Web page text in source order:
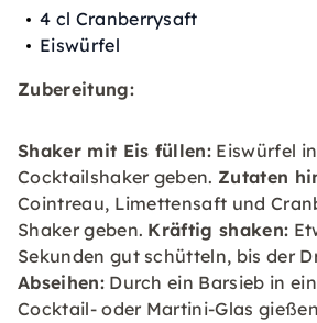
4 cl Cranberrysaft
Eiswürfel
Zubereitung:
Shaker mit Eis füllen: Eiswürfel
Cocktailshaker geben. Zutaten
Cointreau, Limettensaft und
Shaker geben. Kräftig shaken:
Sekunden gut schütteln, bis der
Abseihen:Durch ein Barsieb in
Cocktail- oder Martini-Glas